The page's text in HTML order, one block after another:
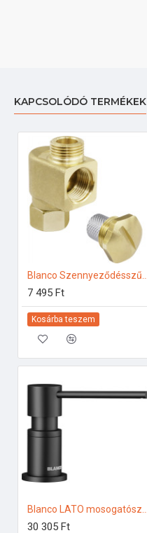
KAPCSOLÓDÓ TERMÉKEK
7 495 Ft
Kosárba teszem
30 305 Ft